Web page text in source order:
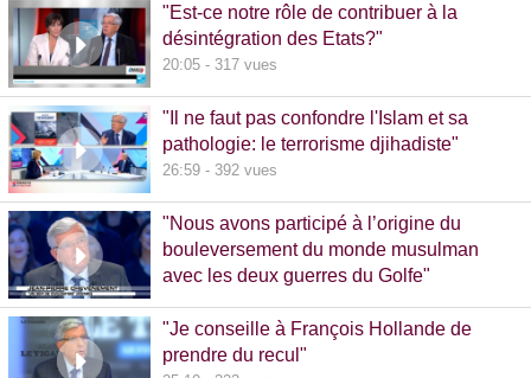
"Est-ce notre rôle de contribuer à la
désintégration des Etats?"
20:05 - 317 vues
"Il ne faut pas confondre l'Islam et sa
pathologie: le terrorisme djihadiste"
26:59 - 392 vues
"Nous avons participé à l’origine du
bouleversement du monde musulman
avec les deux guerres du Golfe"
"Je conseille à François Hollande de
prendre du recul"